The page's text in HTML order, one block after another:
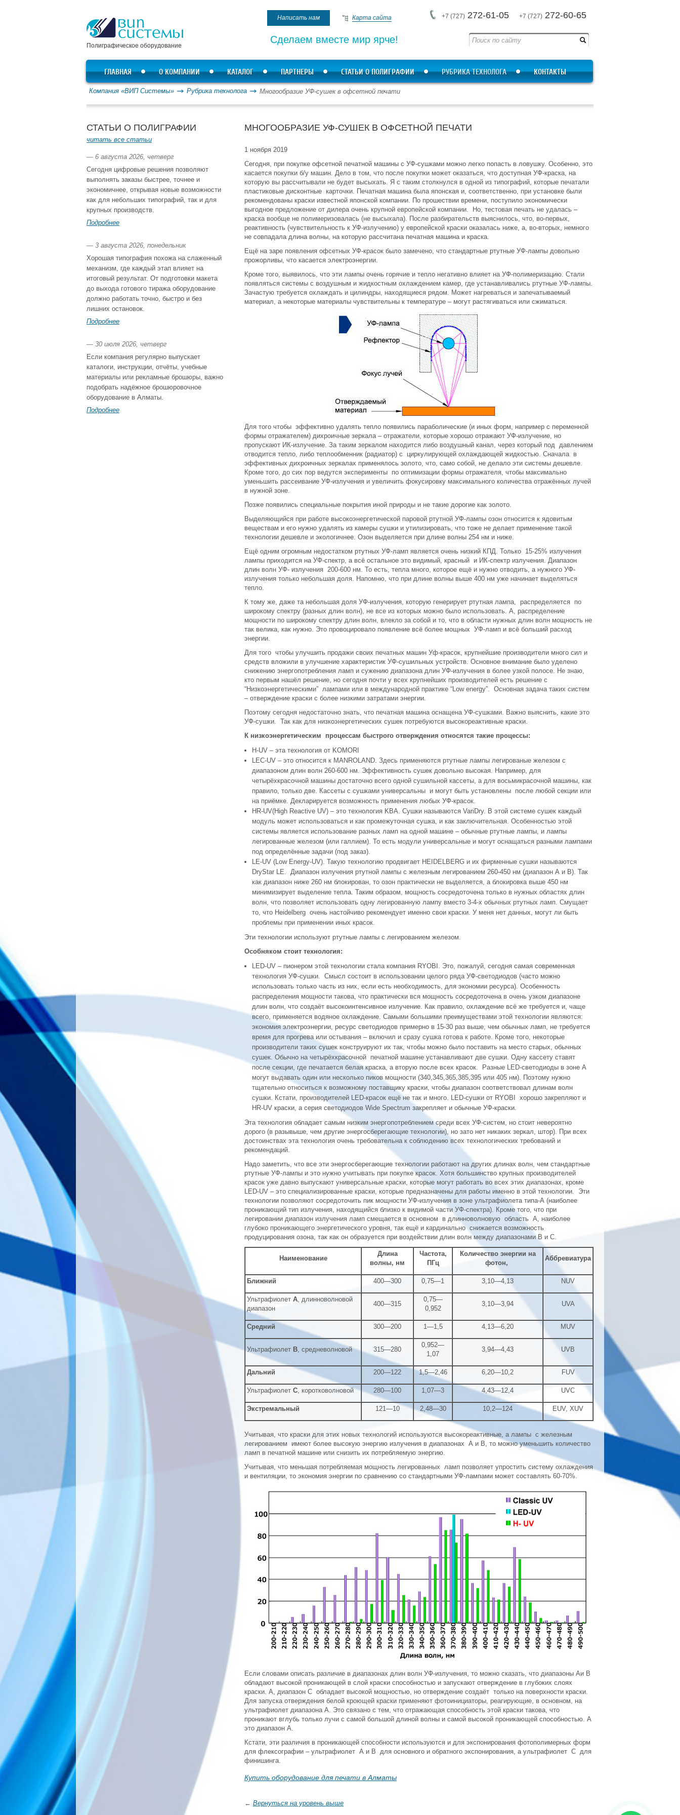
Полиграфическое оборудование
Сделаем вместе мир ярче!
+7 (727) 272-61-05 +7 (727) 272-60-65
Написать нам Карта сайта
ГЛАВНАЯ О КОМПАНИИ КАТАЛОГ ПАРТНЕРЫ СТАТЬИ О ПОЛИГРАФИИ РУБРИКА ТЕХНОЛОГА КОНТАКТЫ
Компания «ВИП Системы» Рубрика технолога Многообразие УФ-сушек в офсетной печати
СТАТЬИ О ПОЛИГРАФИИ
читать все статьи
— 6 августа 2026, четверг
Сегодня цифровые решения позволяют
выполнять заказы быстрее, точнее и
экономичнее, открывая новые возможности
как для небольших типографий, так и для
крупных производств.
Подробнее
— 3 августа 2026, понедельник
Хорошая типография похожа на слаженный
механизм, где каждый этап влияет на
итоговый результат. От подготовки макета
до выхода готового тиража оборудование
должно работать точно, быстро и без
лишних остановок.
Подробнее
— 30 июля 2026, четверг
Если компания регулярно выпускает
каталоги, инструкции, отчёты, учебные
материалы или рекламные брошюры, важно
подобрать надёжное брошюровочное
оборудование в Алматы.
Подробнее
МНОГООБРАЗИЕ УФ-СУШЕК В ОФСЕТНОЙ ПЕЧАТИ
1 ноября 2019
Сегодня, при покупке офсетной печатной машины с УФ-сушками можно легко попасть в ловушку. Особенно, это
касается покупки б/у машин. Дело в том, что после покупки может оказаться, что доступная УФ-краска, на
которую вы рассчитывали не будет высыхать. Я с таким столкнулся в одной из типографий, которые печатали
пластиковые дисконтные карточки. Печатная машина была японская и, соответственно, при установке были
рекомендованы краски известной японской компании. По прошествии времени, поступило экономически
выгодное предложение от дилера очень крупной европейской компании. Но, тестовая печать не удалась –
краска вообще не полимеризовалась (не высыхала). После разбирательств выяснилось, что, во-первых,
реактивность (чувствительность к УФ-излучению) у европейской краски оказалась ниже, а, во-вторых, немного
не совпадала длина волны, на которую рассчитана печатная машина и краска.
Ещё на заре появления офсетных УФ-красок было замечено, что стандартные ртутные УФ-лампы довольно
прожорливы, что касается электроэнергии.
Кроме того, выявилось, что эти лампы очень горячие и тепло негативно влияет на УФ-полимеризацию. Стали
появляться системы с воздушным и жидкостным охлаждением камер, где устанавливались ртутные УФ-лампы.
Зачастую требуется охлаждать и цилиндры, находящиеся рядом. Может нагреваться и запечатываемый
материал, а некоторые материалы чувствительны к температуре – могут растягиваться или сжиматься.
Для того чтобы эффективно удалять тепло появились параболические (и иных форм, например с переменной
формы отражателем) дихроичные зеркала – отражатели, которые хорошо отражают УФ-излучение, но
пропускают ИК-излучение. За таким зеркалом находится либо воздушный канал, через который под давлением
отводится тепло, либо теплообменник (радиатор) с циркулирующей охлаждающей жидкостью. Сначала в
эффективных дихроичных зеркалах применялось золото, что, само собой, не делало эти системы дешевле.
Кроме того, до сих пор ведутся эксперименты по оптимизации формы отражателя, чтобы максимально
уменьшить рассеивание УФ-излучения и увеличить фокусировку максимального количества отражённых лучей
в нужной зоне.
Позже появились специальные покрытия иной природы и не такие дорогие как золото.
Выделяющийся при работе высокоэнергетической паровой ртутной УФ-лампы озон относится к ядовитым
веществам и его нужно удалять из камеры сушки и утилизировать, что тоже не делает применение такой
технологии дешевле и экологичнее. Озон выделяется при длине волны 254 нм и ниже.
Ещё одним огромным недостатком ртутных УФ-ламп является очень низкий КПД. Только 15-25% излучения
лампы приходится на УФ-спектр, а всё остальное это видимый, красный и ИК-спектр излучения. Диапазон
длин волн УФ- излучения 200-600 нм. То есть, тепла много, которое ещё и нужно отводить, а нужного УФ-
излучения только небольшая доля. Напомню, что при длине волны выше 400 нм уже начинает выделяться
тепло.
К тому же, даже та небольшая доля УФ-излучения, которую генерирует ртутная лампа, распределяется по
широкому спектру (разных длин волн), не все из которых можно было использовать. А, распределение
мощности по широкому спектру длин волн, влекло за собой и то, что в области нужных длин волн мощность не
так велика, как нужно. Это провоцировало появление всё более мощных УФ-ламп и всё больший расход
энергии.
Для того чтобы улучшить продажи своих печатных машин Уф-красок, крупнейшие производители много сил и
средств вложили в улучшение характеристик УФ-сушильных устройств. Основное внимание было уделено
снижению энергопотребления ламп и сужению диапазона длин УФ-излучения в более узкой полосе. Не знаю,
кто первым нашёл решение, но сегодня почти у всех крупнейших производителей есть решение с
“Низкоэнергетическими” лампами или в международной практике “Low energy”. Основная задача таких систем
– отверждение краски с более низкими затратами энергии.
Поэтому сегодня недостаточно знать, что печатная машина оснащена УФ-сушками. Важно выяснить, какие это
УФ-сушки. Так как для низкоэнергетических сушек потребуются высокореактивные краски.
К низкоэнергетическим процессам быстрого отверждения относятся такие процессы:
H-UV – эта технология от KOMORI
LEC-UV – это относится к MANROLAND. Здесь применяются ртутные лампы легированые железом с
диапазоном длин волн 260-600 нм. Эффективность сушек довольно высокая. Например, для
четырёхкрасочной машины достаточно всего одной сушильной кассеты, а для восьмикрасочной машины, как
правило, только две. Кассеты с сушками универсальны и могут быть установлены после любой секции или
на приёмке. Декларируется возможность применения любых УФ-красок.
HR-UV(High Reactive UV) – это технология KBA. Сушки называются VariDry. В этой системе сушек каждый
модуль может использоваться и как промежуточная сушка, и как заключительная. Особенностью этой
системы является использование разных ламп на одной машине – обычные ртутные лампы, и лампы
легированные железом (или галлием). То есть модули универсальные и могут оснащаться разными лампами
под определённые задачи (под заказ).
LE-UV (Low Energy-UV). Такую технологию продвигает HEIDELBERG и их фирменные сушки называются
DryStar LE. Диапазон излучения ртутной лампы с железным легированием 260-450 нм (диапазон А и В). Так
как диапазон ниже 260 нм блокирован, то озон практически не выделяется, а блокировка выше 450 нм
минимизирует выделение тепла. Таким образом, мощность сосредоточена только в нужных областях длин
волн, что позволяет использовать одну легированную лампу вместо 3-4-х обычных ртутных ламп. Смущает
то, что Heidelberg очень настойчиво рекомендует именно свои краски. У меня нет данных, могут ли быть
проблемы при применении иных красок.
Эти технологии используют ртутные лампы с легированием железом.
Особняком стоит технология:
LED-UV – пионером этой технологии стала компания RYOBI. Это, пожалуй, сегодня самая современная
технология УФ-сушки. Смысл состоит в использовании целого ряда УФ-светодиодов (часто можно
использовать только часть из них, если есть необходимость, для экономии ресурса). Особенность
распределения мощности такова, что практически вся мощность сосредоточена в очень узком диапазоне
длин волн, что создаёт высокоинтенсивное излучение. Как правило, охлаждение всё же требуется и, чаще
всего, применяется водяное охлаждение. Самыми большими преимуществами этой технологии являются:
экономия электроэнергии, ресурс светодиодов примерно в 15-30 раз выше, чем обычных ламп, не требуется
время для прогрева или остывания – включил и сразу сушка готова к работе. Кроме того, некоторые
производители таких сушек конструируют их так, чтобы можно было поставить на место старых, обычных
сушек. Обычно на четырёхкрасочной печатной машине устанавливают две сушки. Одну кассету ставят
после секции, где печатается белая краска, а вторую после всех красок. Разные LED-светодиоды в зоне А
могут выдавать один или несколько пиков мощности (340,345,365,385,395 или 405 нм). Поэтому нужно
тщательно относиться к возможному поставщику краски, чтобы диапазон соответствовал длинам волн
сушки. Кстати, производителей LED-красок ещё не так и много. LED-сушки от RYOBI хорошо закрепляют и
HR-UV краски, а серия светодиодов Wide Spectrum закрепляет и обычные УФ-краски.
Эта технология обладает самым низким энергопотреблением среди всех УФ-систем, но стоит невероятно
дорого (в разывыше, чем другие энергосберегающие технологии), но зато нет никаких зеркал, штор). При всех
достоинствах эта технология очень требовательна к соблюдению всех технологических требований и
рекомендаций.
Надо заметить, что все эти энергосберегающие технологии работают на других длинах волн, чем стандартные
ртутные УФ-лампы и это нужно учитывать при покупке красок. Хотя большинство крупных производителей
красок уже давно выпускают универсальные краски, которые могут работать во всех этих диапазонах, кроме
LED-UV – это специализированные краски, которые предназначены для работы именно в этой технологии. Эти
технологии позволяют сосредоточить пик мощности УФ-излучения в зоне ультрафиолета типа-А (наиболее
проникающий тип излучения, находящийся близко к видимой части УФ-спектра). Кроме того, что при
легировании диапазон излучения ламп смещается в основном в длинноволновую область А, наиболее
глубоко проникающего энергетического уровня, так ещё и кардинально снижается возможность
продуцирования озона, так как он образуется при воздействии длин волн между диапазонами В и С.
Наименование
Длина
волны, нм
Частота,
ПГц
Количество энергии на
фотон,
Аббревиатура
Ближний 400—300 0,75—1 3,10—4,13 NUV
Ультрафиолет А, длинноволновой
диапазон
400—315
0,75—
0,952
3,10—3,94 UVA
Средний 300—200 1—1,5 4,13—6,20 MUV
Ультрафиолет B, средневолновой 315—280
0,952—
1,07
3,94—4,43 UVB
Дальний 200—122 1,5—2,46 6,20—10,2 FUV
Ультрафиолет С, коротковолновой 280—100 1,07—3 4,43—12,4 UVC
Экстремальный 121—10 2,48—30 10,2—124 EUV, XUV
Учитывая, что краски для этих новых технологий используются высокореактивные, а лампы с железным
легированием имеют более высокую энергию излучения в диапазонах А и В, то можно уменьшить количество
ламп в печатной машине или снизить их потребляемую энергию.
Учитывая, что меньшая потребляемая мощность легированных ламп позволяет упростить систему охлаждения
и вентиляции, то экономия энергии по сравнению со стандартными УФ-лампами может составлять 60-70%.
Если словами описать различие в диапазонах длин волн УФ-излучения, то можно сказать, что диапазоны Аи В
обладают высокой проникающей в слой краски способностью и запускают отверждение в глубоких слоях
краски. А, диапазон С обладает высокой мощностью, но отверждение создаёт только на поверхности краски.
Для запуска отверждения белой кроющей краски применяют фотоинициаторы, реагирующие, в основном, на
ультрафиолет диапазона А. Это связано с тем, что отражающая способность этой краски такова, что
проникают вглубь только лучи с самой большой длиной волны и самой высокой проникающей способностью. А
это диапазон А.
Кстати, эти различия в проникающей способности используются и для экспонирования фотополимерных форм
для флексографии – ультрафиолет А и В для основного и обратного экспонирования, а ультрафиолет С для
финишинга.
Купить оборудование для печати в Алматы
← Вернуться на уровень выше